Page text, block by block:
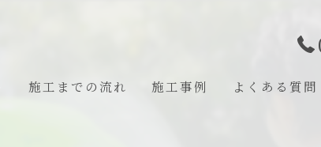
施工までの流れ 施工事例 よくある質問